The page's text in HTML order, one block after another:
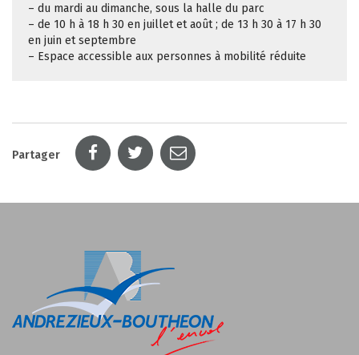
– du mardi au dimanche, sous la halle du parc
– de 10 h à 18 h 30 en juillet et août ; de 13 h 30 à 17 h 30
en juin et septembre
– Espace accessible aux personnes à mobilité réduite
Partager